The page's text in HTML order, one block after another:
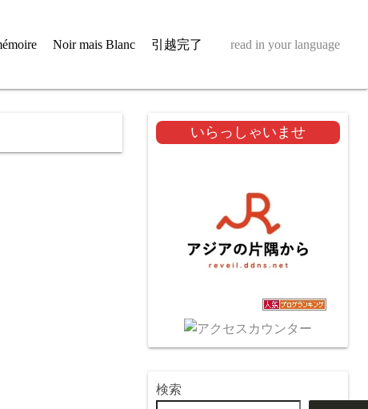
Noir mais Blanc 引越完了 read in your language
いらっしゃいませ
検索